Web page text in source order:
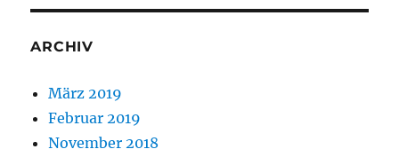
ARCHIV
März 2019
Februar 2019
November 2018